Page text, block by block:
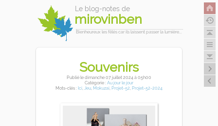
Le blog-notes de
mirovinben
Bienheureux les fêlés car ils laissent passer la lumière...
Souvenirs
Publiéle dimanche 07 juillet 2024 à 05h00
Catégorie : Au jour le jour
Mots-clés : Ici Jeu Mokuzai Projet-52 Projet-52-2024